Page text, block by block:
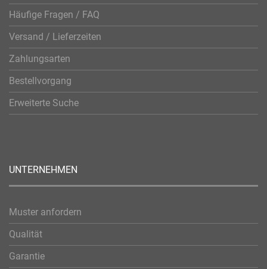
Häufige Fragen / FAQ
Versand / Lieferzeiten
Zahlungsarten
Bestellvorgang
Erweiterte Suche
UNTERNEHMEN
Muster anfordern
Qualität
Garantie